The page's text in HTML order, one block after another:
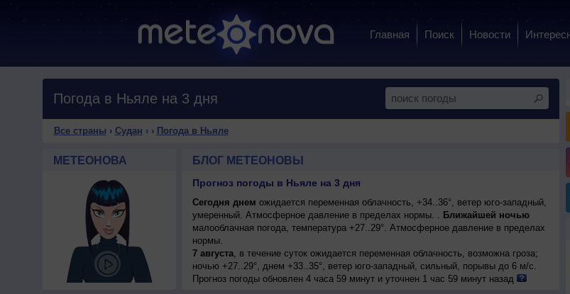
Главная Поиск Новости
Погода в Ньяле на 3 дня
Все страны › Судан › › Погода в Ньяле
МЕТЕОНОВА БЛОГ МЕТЕОНОВЫ
Прогноз погоды в Ньяле на 3 дня
Сегодня днем ожидается переменная облачность, +34..36°, ветер юго-западный,
умеренный. Атмосферное давление в пределах нормы. . Ближайшей ночью
малооблачная погода, температура +27..29°. Атмосферное давление в пределах
нормы.
7 августа, в течение суток ожидается переменная облачность, возможна гроза;
ночью +27..29°, днем +33..35°, ветер юго-западный, сильный, порывы до 6 м/с.
Прогноз погоды обновлен 4 часа 59 минут и уточнен 1 час 59 минут назад